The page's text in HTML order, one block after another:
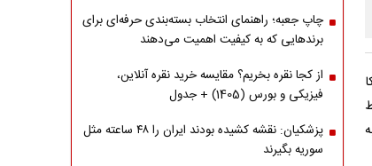
چاپ جعبه؛ راهنمای انتخاب بسته‌بندی حرفه‌ای برای
برندهایی که به کیفیت اهمیت می‌دهند
از کجا نقره بخریم؟ مقایسه خرید نقره آنلاین،
فیزیکی و بورس (1405) + جدول
پزشکیان: نقشه کشیده بودند ایران را ۴۸ ساعته مثل
سوریه بگیرند